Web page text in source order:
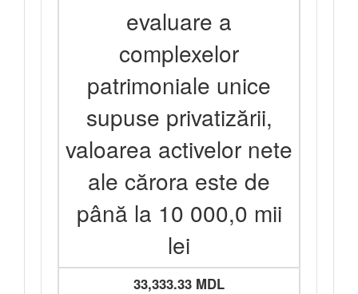
evaluare a
complexelor
patrimoniale unice
supuse privatizării,
valoarea activelor nete
ale cărora este de
până la 10 000,0 mii
lei
33,333.33 MDL